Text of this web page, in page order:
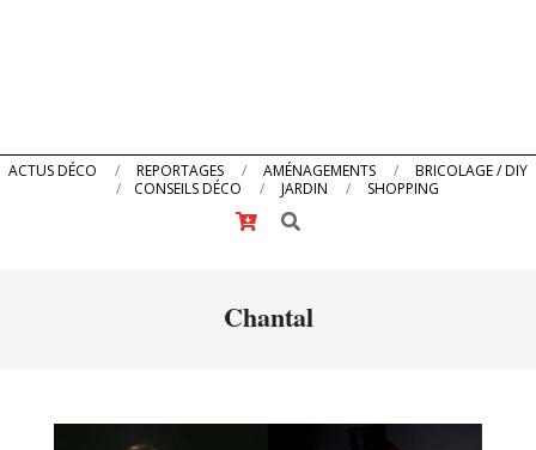
Primary
ACTUS DÉCO REPORTAGES AMÉNAGEMENTS
BRICOLAGE / DIY
CONSEILS DÉCO
JARDIN
SHOPPING
Search
Chantal